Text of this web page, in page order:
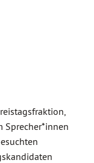
Sprecher*innen